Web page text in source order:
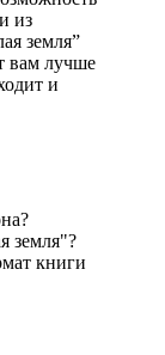
из
земля”
вам лучше
и
земля"?
книги